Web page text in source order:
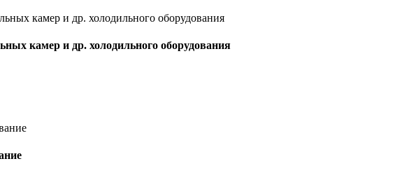
камер и др. холодильного оборудования